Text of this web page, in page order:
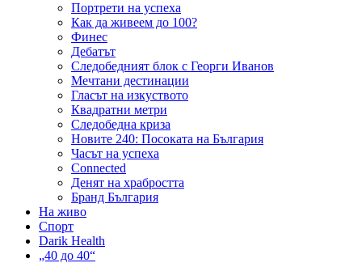
Портрети на успеха
Как да живеем до 100?
Финес
Дебатът
Следобедният блок с Георги Иванов
Мечтани дестинации
Гласът на изкуството
Квадратни метри
Следобедна криза
Новите 240: Посоката на България
Часът на успеха
Connected
Денят на храбростта
Бранд България
На живо
Спорт
Darik Health
„40 до 40“